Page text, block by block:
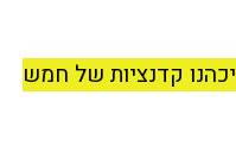
קדנציות של חמש